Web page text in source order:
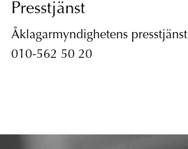
Presstjänst
Åklagarmyndighetens presstjänst
010-562 50 20